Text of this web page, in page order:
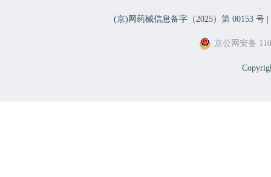
(京)网药械信息备字（2025）第 00153 号 |
京公网安备